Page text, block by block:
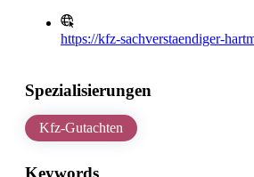
https://kfz-sachverstaendiger-
Spezialisierungen
Kfz-Gutachten
Keywords